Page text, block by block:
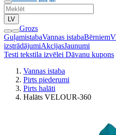
LV
Grozs
GuļamistabaVannas istabaBērniem
izstrādājumiAkcijasJaunumi
Testi tekstila izvēlei Dāvanu kupons
Vannas istaba
Pirts piederumi
Pirts halāti
Halāts VELOUR-360